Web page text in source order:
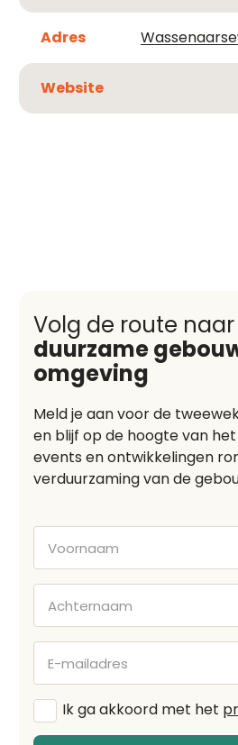
Adres
Website
Volg de route naar
duurzame
omgeving
Meld je aan voor de
en blijf op de hoogte van
events en ontwikkelingen
verduurzaming van de
Voornaam
Achternaam
E-
mailadres
Algemene
voorwaarden
Ik ga akkoord met het